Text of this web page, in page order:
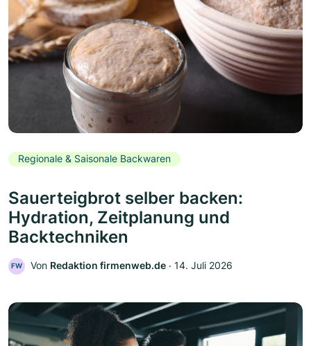
Regionale & Saisonale Backwaren
Sauerteigbrot selber backen:
Hydration, Zeitplanung und
Backtechniken
FW Von Redaktion firmenweb.de ‧ 14. Juli 2026